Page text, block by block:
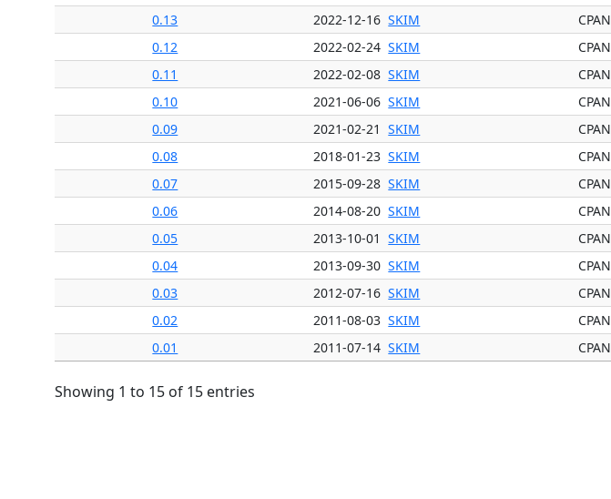
0.13
2022-12-16 SKIM CPAN
0.12
2022-02-24 SKIM CPAN
0.11
2022-02-08 SKIM CPAN
0.10
2021-06-06 SKIM CPAN
0.09
2021-02-21 SKIM CPAN
0.08
2018-01-23 SKIM CPAN
0.07
2015-09-28 SKIM CPAN
0.06
2014-08-20 SKIM CPAN
0.05
2013-10-01 SKIM CPAN
0.04
2013-09-30 SKIM CPAN
0.03
2012-07-16 SKIM CPAN
0.02
2011-08-03 SKIM CPAN
0.01
2011-07-14 SKIM CPAN
Showing 1 to 15 of 15 entries